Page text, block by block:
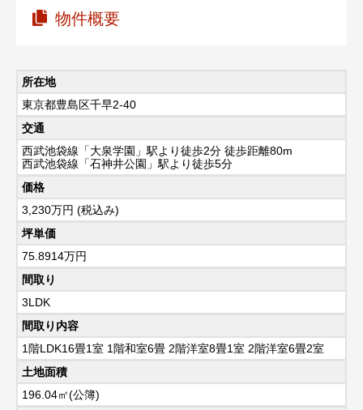
物件概要
所在地
東京都豊島区千早2-40
交通
西武池袋線「大泉学園」駅より徒歩2分 徒歩距離80m
西武池袋線「石神井公園」駅より徒歩5分
価格
3,230万円 (税込み)
坪単価
75.8914万円
間取り
3LDK
間取り内容
1階LDK16畳1室 1階和室6畳 2階洋室8畳1室 2階洋室6畳2室
土地面積
196.04㎡(公簿)